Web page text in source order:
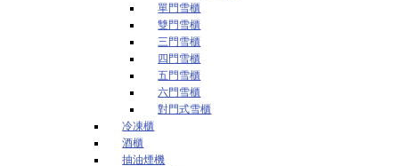
單門雪櫃
雙門雪櫃
三門雪櫃
四門雪櫃
五門雪櫃
六門雪櫃
對門式雪櫃
冷凍櫃
酒櫃
抽油煙機